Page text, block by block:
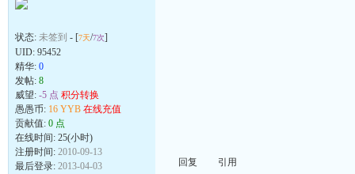
状态: 未签到 - [7天/7次]
UID: 95452
精华: 0
发帖: 8
威望: -5 点 积分转换
愚愚币: 16 YYB 在线充值
贡献值: 0 点
在线时间: 25(小时)
注册时间: 2010-09-13
最后登录: 2013-04-03 回复 引用